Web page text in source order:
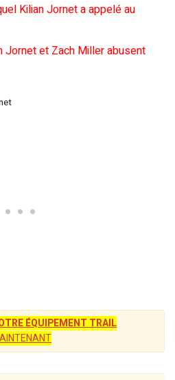
Kilian Jornet a appelé au
Jornet et Zach Miller abusent
ÉQUIPEMENT TRAIL